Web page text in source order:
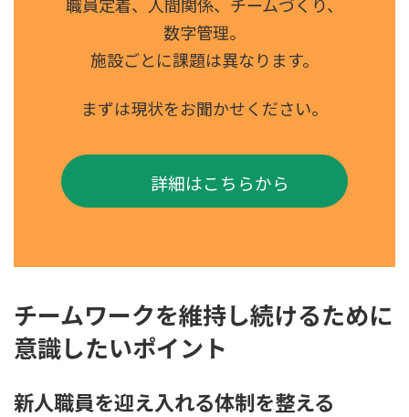
職員定着、人間関係、チームづくり、
数字管理。
施設ごとに課題は異なります。
まずは現状をお聞かせください。
詳細はこちらから
チームワークを維持し続けるために
意識したいポイント
新人職員を迎え入れる体制を整える